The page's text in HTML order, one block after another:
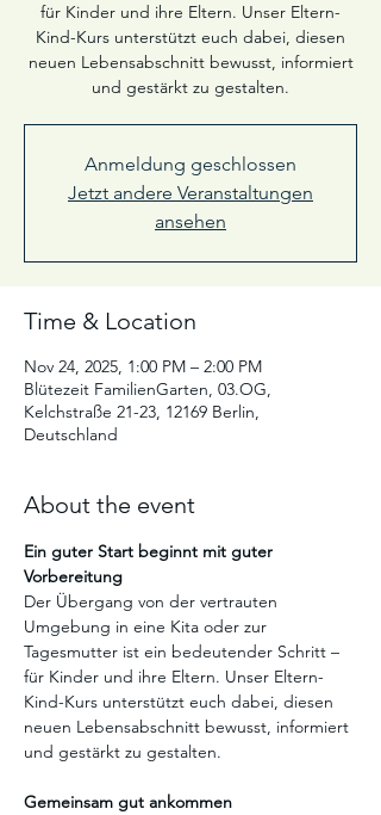
für Kinder und ihre Eltern. Unser Eltern-
Kind-Kurs unterstützt euch dabei, diesen
neuen Lebensabschnitt bewusst, informiert
und gestärkt zu gestalten.
Anmeldung geschlossen
Jetzt andere Veranstaltungen
ansehen
Time & Location
Nov 24, 2025, 1:00 PM – 2:00 PM
Blütezeit FamilienGarten, 03.OG,
Kelchstraße 21-23, 12169 Berlin,
Deutschland
About the event
Ein guter Start beginnt mit guter
Vorbereitung
Der Übergang von der vertrauten
Umgebung in eine Kita oder zur
Tagesmutter ist ein bedeutender Schritt –
für Kinder und ihre Eltern. Unser Eltern-
Kind-Kurs unterstützt euch dabei, diesen
neuen Lebensabschnitt bewusst, informiert
und gestärkt zu gestalten.
Gemeinsam gut ankommen